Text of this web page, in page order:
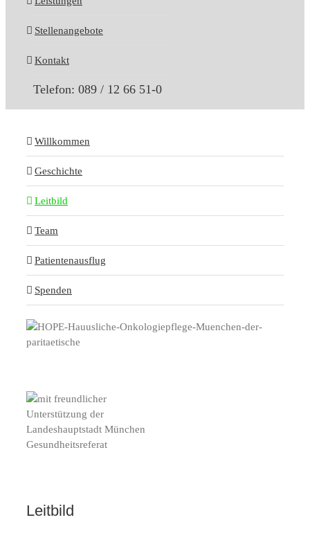
Stellenangebote
Kontakt
Telefon: 089 / 12 66 51-0
Willkommen
Geschichte
Leitbild
Team
Patientenausflug
Spenden
Leitbild